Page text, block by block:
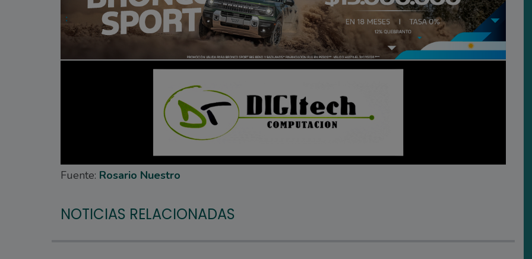
Fuente: Rosario Nuestro
NOTICIAS RELACIONADAS